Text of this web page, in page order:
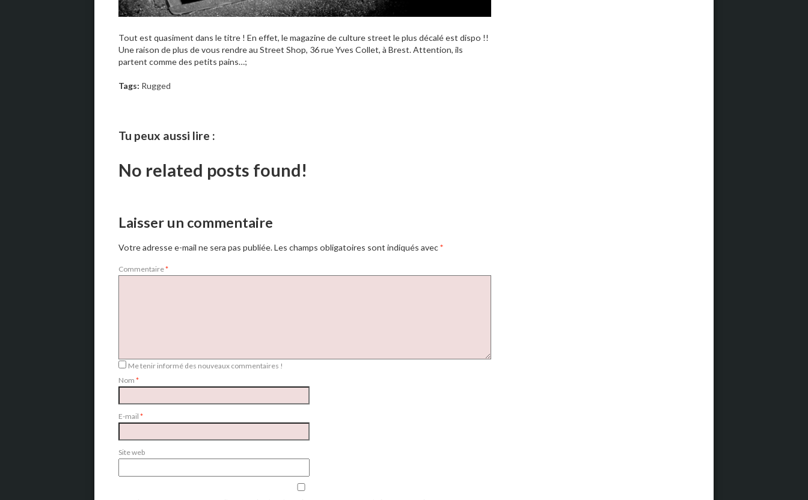
Tout est quasiment dans le titre ! En effet, le magazine de culture street le plus décalé est dispo !!
Une raison de plus de vous rendre au Street Shop, 36 rue Yves Collet, à Brest. Attention, ils
partent comme des petits pains…;
Tags: Rugged
Tu peux aussi lire :
No related posts found!
Laisser un commentaire
Votre adresse e-mail ne sera pas publiée.Les champs obligatoires sont indiqués avec*
Commentaire*
Me tenir informé des nouveaux commentaires !
Nom *
E-mail *
Site web